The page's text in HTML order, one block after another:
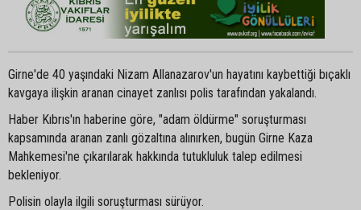
Girne'de 40 yaşındaki Nizam Allanazarov'un hayatını kaybettiği bıçaklı
kavgaya ilişkin aranan cinayet zanlısı polis tarafından yakalandı.
Haber Kıbrıs'ın haberine göre, "adam öldürme" soruşturması
kapsamında aranan zanlı gözaltına alınırken, bugün Girne Kaza
Mahkemesi'ne çıkarılarak hakkında tutukluluk talep edilmesi
bekleniyor.
Polisin olayla ilgili soruşturması sürüyor.